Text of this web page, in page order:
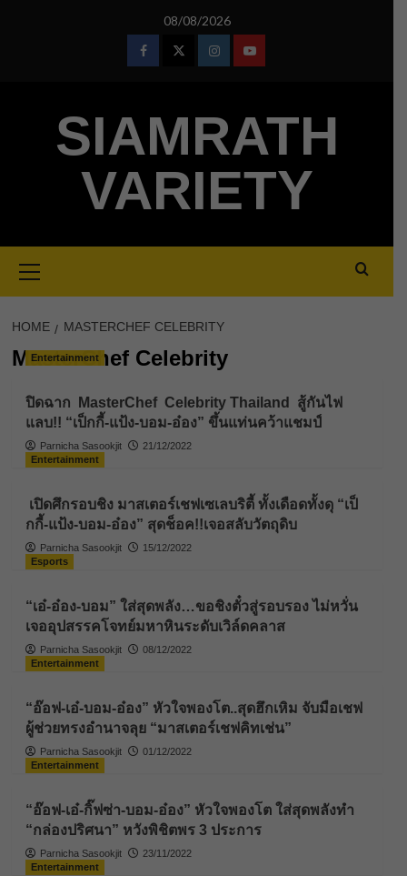
08/08/2026
FacebookTwitterInstagramYoutube
SIAMRATH
VARIETY
Menu
HOME MASTERCHEF CELEBRITY
MasterChef Celebrity
Entertainment
ปิดฉาก MasterChef Celebrity Thailand สู้กันไฟ
แลบ!! “เป็กกี้-แป้ง-บอม-อ๋อง” ขึ้นแท่นคว้าแชมป์
Parnicha Sasookjit
21/12/2022
Entertainment
เปิดศึกรอบชิง มาสเตอร์เชฟเซเลบริตี้ ทั้งเดือดทั้งดุ “เป็
กกี้-แป้ง-บอม-อ๋อง” สุดช็อค!!เจอสลับวัตถุดิบ
Parnicha Sasookjit
15/12/2022
Esports
“เอ๋-อ๋อง-บอม” ใส่สุดพลัง…ขอชิงตั๋วสู่รอบรอง ไม่หวั่น
เจออุปสรรคโจทย์มหาหินระดับเวิล์ดคลาส
Parnicha Sasookjit
08/12/2022
Entertainment
“อ๊อฟ-เอ๋-บอม-อ๋อง” หัวใจพองโต..สุดฮึกเหิม จับมือเชฟ
ผู้ช่วยทรงอำนาจลุย “มาสเตอร์เชฟคิทเช่น”
Parnicha Sasookjit
01/12/2022
Entertainment
“อ๊อฟ-เอ๋-กิ๊ฟซ่า-บอม-อ๋อง” หัวใจพองโต ใส่สุดพลังทำ
“กล่องปริศนา” หวังพิชิตพร 3 ประการ
Parnicha Sasookjit
23/11/2022
Entertainment